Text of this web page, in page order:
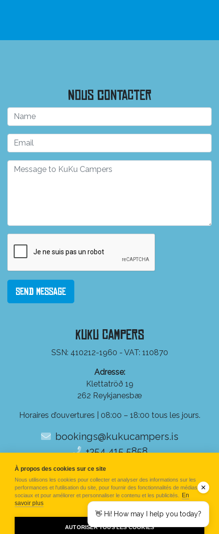
Nous contacter
Send Message
KuKu Campers
SSN: 410212-1960 - VAT: 110870
Adresse:
Klettatröð 19
262 Reykjanesbæ
Horaires d’ouvertures | 08:00 – 18:00 tous les jours.
bookings@kukucampers.is
+354 415 5858
À propos des cookies sur ce site
Nous utilisons les cookies pour collecter et analyser des informations sur les
performances et l'utilisation du site, pour fournir des fonctionnalités de médias
sociaux et pour améliorer et personnaliser le contenu et les publicités.
En
savoir plus
AUTORISER TOUS LES COOKIES
👋 Hi! How may I help you today?